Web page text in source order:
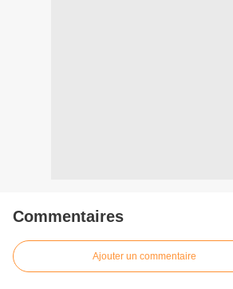
Commentaires
Ajouter un commentaire